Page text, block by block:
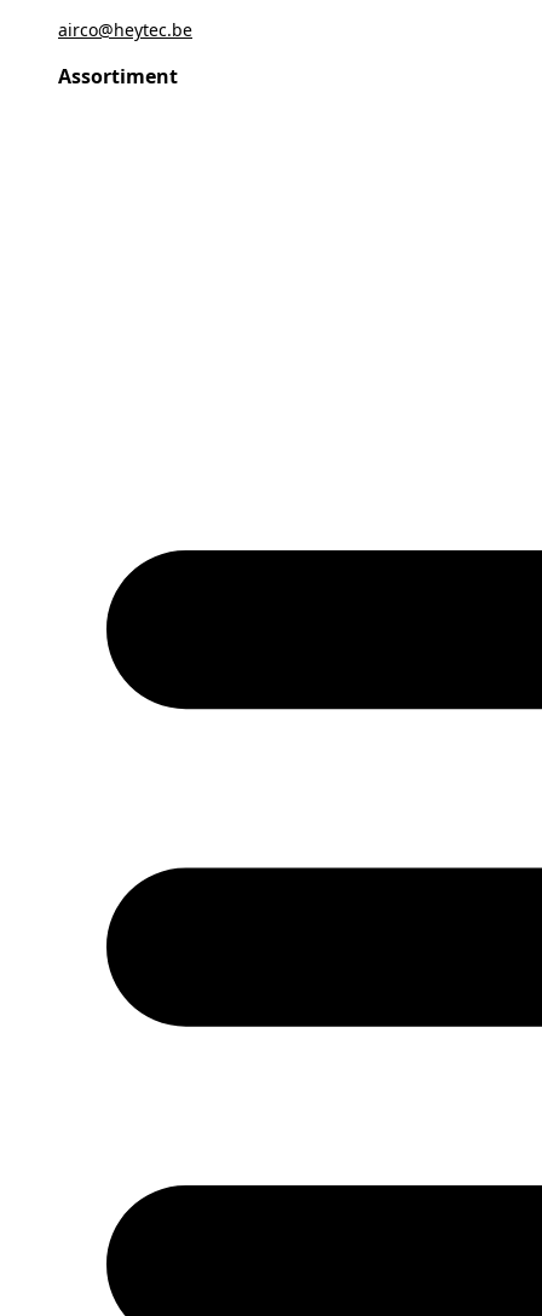
airco@heytec.be
Assortiment